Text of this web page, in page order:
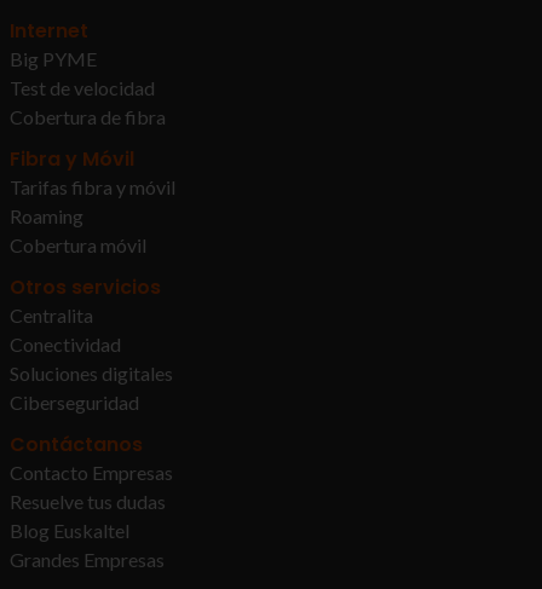
Internet
Big PYME
Test de velocidad
Cobertura de fibra
Fibra y Móvil
Tarifas fibra y móvil
Roaming
Cobertura móvil
Otros servicios
Centralita
Conectividad
Soluciones digitales
Ciberseguridad
Contáctanos
Contacto Empresas
Resuelve tus dudas
Blog Euskaltel
Grandes Empresas